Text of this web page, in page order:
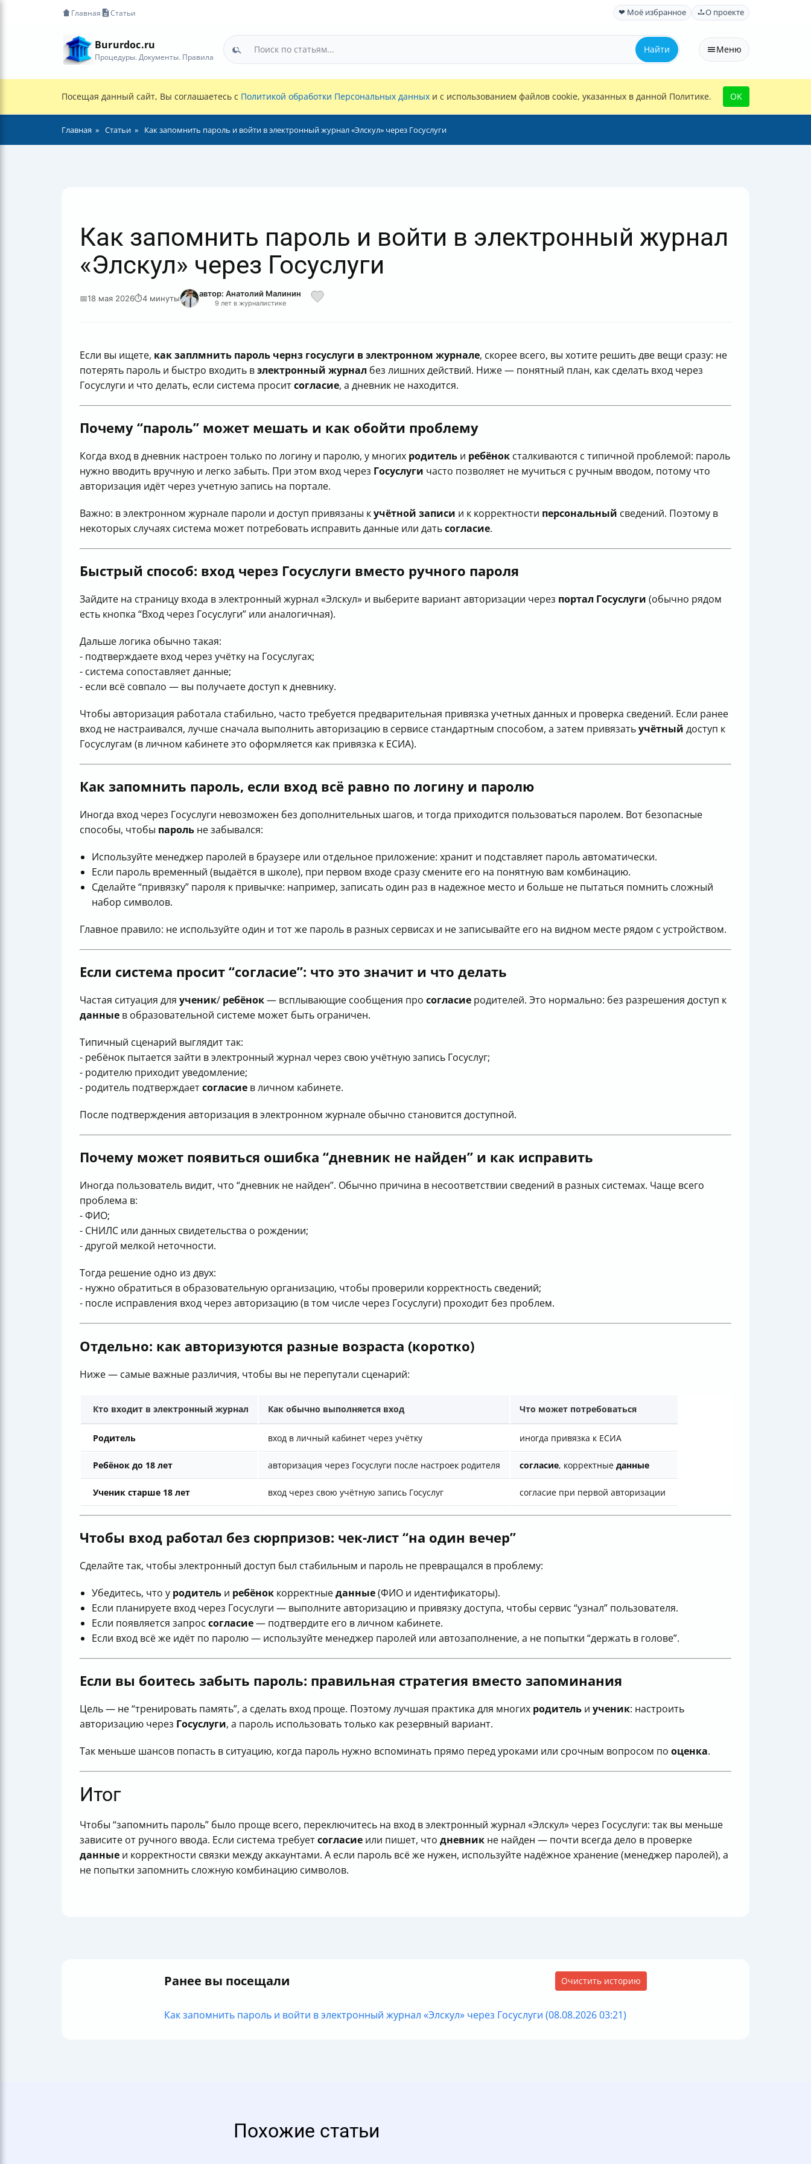
Главная Статьи ❤ Моё избранное О проекте
Bururdoc.ru
Процедуры. Документы. Правила
Найти Меню
Посещая данный сайт, Вы соглашаетесь с Политикой обработки Персональных данных и с использованием файлов cookie, указанных в данной Политике. OK
Главная Статьи Как запомнить пароль и войти в электронный журнал «Элскул» через Госуслуги
Как запомнить пароль и войти в электронный журнал
«Элскул» через Госуслуги
📅18 мая 2026⏱4 минуты автор: Анатолий Малинин
9 лет в журналистике
Если вы ищете, как заплмнить пароль чернз госуслуги в электронном журнале, скорее всего, вы хотите решить две вещи сразу: не
потерять пароль и быстро входить вэлектронный журнал без лишних действий. Ниже — понятный план, как сделать вход через
Госуслуги и что делать, если система проситсогласие, а дневник не находится.
Почему “пароль” может мешать и как обойти проблему
Когда вход в дневник настроен только по логину и паролю, у многих родитель и ребёнок сталкиваются с типичной проблемой: пароль
нужно вводить вручную и легко забыть. При этом вход через Госуслуги часто позволяет не мучиться с ручным вводом, потому что
авторизация идёт через учетную запись на портале.
Важно: в электронном журнале пароли и доступ привязаны кучётной записи и к корректности персональный сведений. Поэтому в
некоторых случаях система может потребовать исправить данные или датьсогласие.
Быстрый способ: вход через Госуслуги вместо ручного пароля
Зайдите на страницу входа в электронный журнал «Элскул» и выберите вариант авторизации через портал Госуслуги (обычно рядом
есть кнопка “Вход через Госуслуги” или аналогичная).
Дальше логика обычно такая:
- подтверждаете вход через учётку на Госуслугах;
- система сопоставляет данные;
- если всё совпало — вы получаете доступ к дневнику.
Чтобы авторизация работала стабильно, часто требуется предварительная привязка учетных данных и проверка сведений. Если ранее
вход не настраивался, лучше сначала выполнить авторизацию в сервисе стандартным способом, а затем привязатьучётный доступ к
Госуслугам (в личном кабинете это оформляется как привязка к ЕСИА).
Как запомнить пароль, если вход всё равно по логину и паролю
Иногда вход через Госуслуги невозможен без дополнительных шагов, и тогда приходится пользоваться паролем. Вот безопасные
способы, чтобы пароль не забывался:
Используйте менеджер паролей в браузере или отдельное приложение: хранит и подставляет пароль автоматически.
Если пароль временный (выдаётся в школе), при первом входе сразу смените его на понятную вам комбинацию.
Сделайте “привязку” пароля к привычке: например, записать один раз в надежное место и больше не пытаться помнить сложный
набор символов.
Главное правило: не используйте один и тот же пароль в разных сервисах и не записывайте его на видном месте рядом с устройством.
Если система просит “согласие”: что это значит и что делать
Частая ситуация для ученик/ ребёнок— всплывающие сообщения про согласие родителей. Это нормально: без разрешения доступ к
данные в образовательной системе может быть ограничен.
Типичный сценарий выглядит так:
- ребёнок пытается зайти в электронный журнал через свою учётную запись Госуслуг;
- родителю приходит уведомление;
- родитель подтверждаетсогласие в личном кабинете.
После подтверждения авторизация в электронном журнале обычно становится доступной.
Почему может появиться ошибка “дневник не найден” и как исправить
Иногда пользователь видит, что “дневник не найден”. Обычно причина в несоответствии сведений в разных системах. Чаще всего
проблема в:
- ФИО;
- СНИЛС или данных свидетельства о рождении;
- другой мелкой неточности.
Тогда решение одно из двух:
- нужно обратиться в образовательную организацию, чтобы проверили корректность сведений;
- после исправления вход через авторизацию (в том числе через Госуслуги) проходит без проблем.
Отдельно: как авторизуются разные возраста (коротко)
Ниже — самые важные различия, чтобы вы не перепутали сценарий:
Кто входит в электронный журнал Как обычно выполняется вход Что может потребоваться
Родитель вход в личный кабинет через учётку иногда привязка к ЕСИА
Ребёнок до 18 лет авторизация через Госуслуги после настроек родителя согласие, корректные данные
Ученик старше 18 лет вход через свою учётную запись Госуслуг согласие при первой авторизации
Чтобы вход работал без сюрпризов: чек-лист “на один вечер”
Сделайте так, чтобы электронный доступ был стабильным и пароль не превращался в проблему:
Убедитесь, что у родитель и ребёнок корректныеданные(ФИО и идентификаторы).
Если планируете вход через Госуслуги — выполните авторизацию и привязку доступа, чтобы сервис “узнал” пользователя.
Если появляется запрос согласие— подтвердите его в личном кабинете.
Если вход всё же идёт по паролю — используйте менеджер паролей или автозаполнение, а не попытки “держать в голове”.
Если вы боитесь забыть пароль: правильная стратегия вместо запоминания
Цель — не “тренировать память”, а сделать вход проще. Поэтому лучшая практика для многих родитель и ученик: настроить
авторизацию через Госуслуги, а пароль использовать только как резервный вариант.
Так меньше шансов попасть в ситуацию, когда пароль нужно вспоминать прямо перед уроками или срочным вопросом по оценка.
Итог
Чтобы “запомнить пароль” было проще всего, переключитесь на вход в электронный журнал «Элскул» через Госуслуги: так вы меньше
зависите от ручного ввода. Если система требуетсогласие или пишет, что дневник не найден — почти всегда дело в проверке
данные и корректности связки между аккаунтами. А если пароль всё же нужен, используйте надёжное хранение (менеджер паролей), а
не попытки запомнить сложную комбинацию символов.
Ранее вы посещали Очистить историю
Как запомнить пароль и войти в электронный журнал «Элскул» через Госуслуги (08.08.2026 03:21)
Похожие статьи